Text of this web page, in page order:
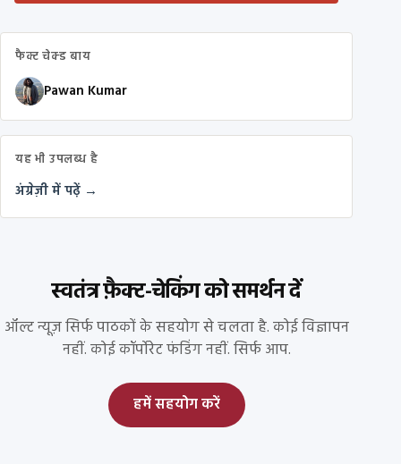
फैक्ट चेक्ड बाय
Pawan Kumar
यह भी उपलब्ध है
अंग्रेज़ी में पढ़ें →
स्वतंत्र फ़ैक्ट-चेकिंग को समर्थन दें
ऑल्ट न्यूज़ सिर्फ पाठकों के सहयोग से चलता है. कोई विज्ञापन
नहीं. कोई कॉर्पोरेट फंडिंग नहीं. सिर्फ आप.
हमें सहयोग करें